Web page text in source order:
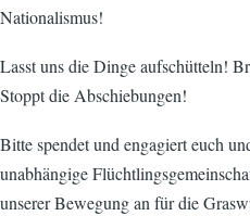
Nationalismus!
Lasst uns die Dinge aufschütteln!
Stoppt die Abschiebungen!
Bitte spendet und engagiert euch
unabhängige
unserer Bewegung an für die